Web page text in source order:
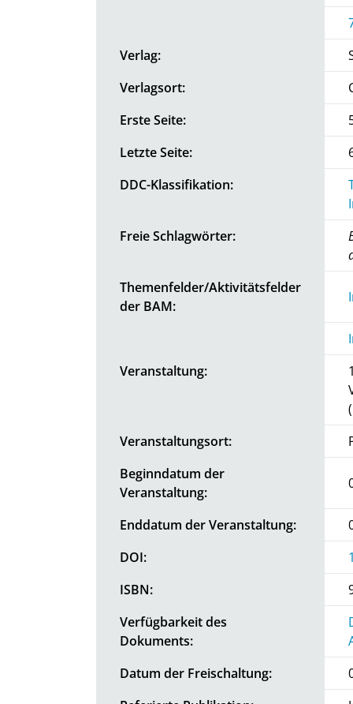
Verlag:
Verlagsort:
Erste Seite:
Letzte Seite:
DDC-Klassifikation:
Freie Schlagwörter:
Themenfelder/Aktivitätsfelder
der BAM:
Veranstaltung:
Veranstaltungsort:
Beginndatum der
Veranstaltung:
Enddatum der Veranstaltung:
DOI:
ISBN:
Verfügbarkeit des
Dokuments:
Datum der Freischaltung: